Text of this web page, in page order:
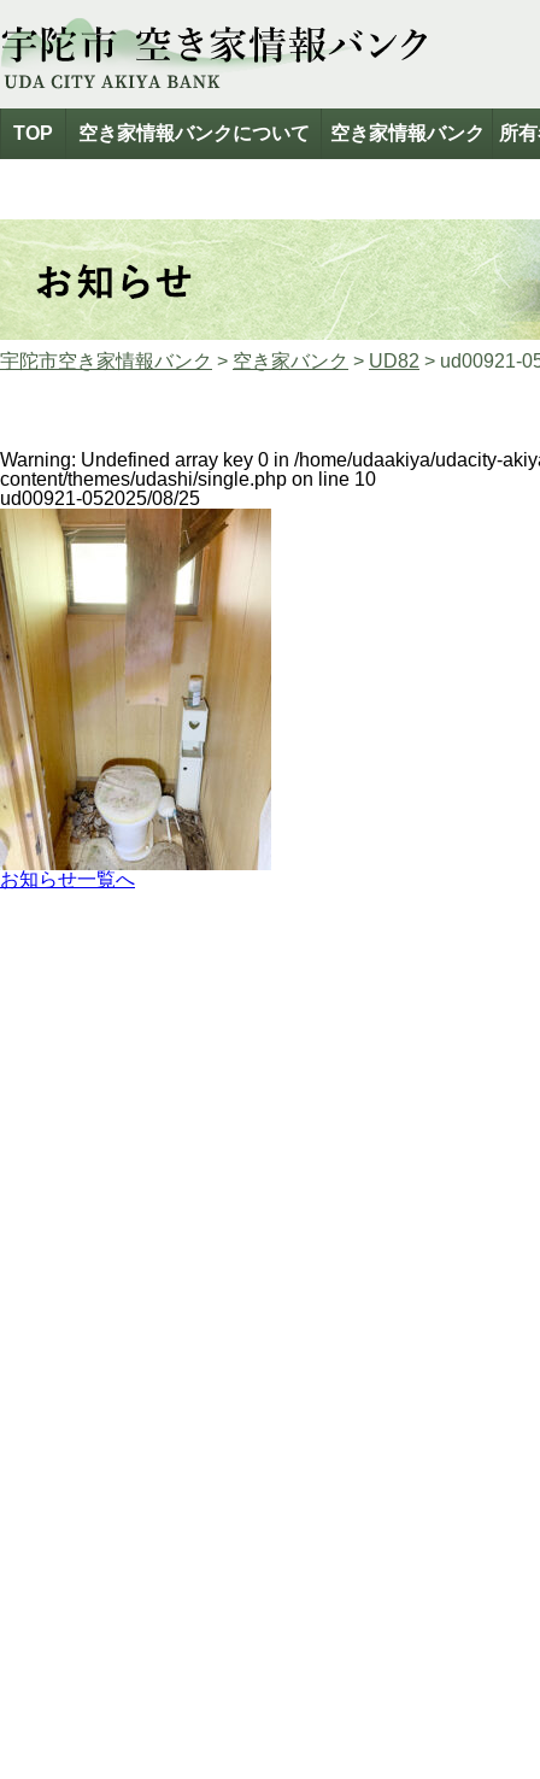
TOP 空き家情報バンクについて 空き家情報バンク 所
宇陀市空き家情報バンク > 空き家バンク > UD82 > ud00921-
Warning: Undefined array key 0 in /home/udaakiya/udacity-
content/themes/udashi/single.php on line 10
ud00921-052025/08/25
お知らせ一覧へ